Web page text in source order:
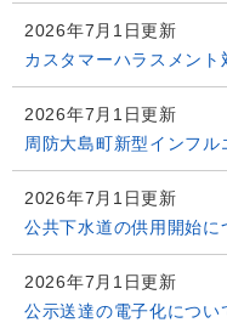
2026年7月1日更新
カスタマーハラスメン
2026年7月1日更新
周防大島町新型インフ
2026年7月1日更新
公共下水道の供用開始に
2026年7月1日更新
公示送達の電子化につい